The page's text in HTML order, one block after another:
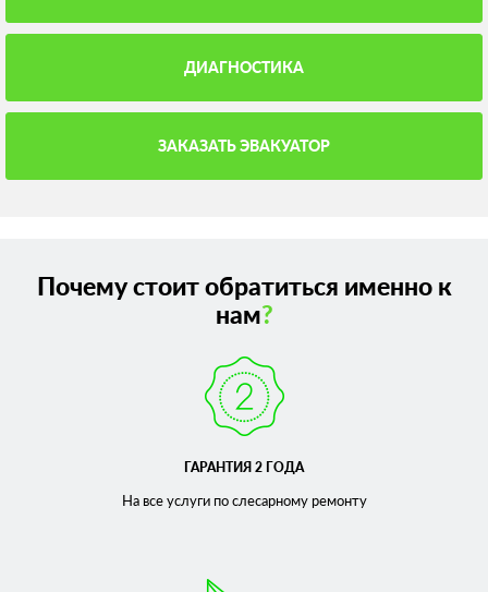
ДИАГНОСТИКА
ЗАКАЗАТЬ ЭВАКУАТОР
Почему стоит обратиться именно к
нам?
ГАРАНТИЯ 2 ГОДА
На все услуги по слесарномуремонту